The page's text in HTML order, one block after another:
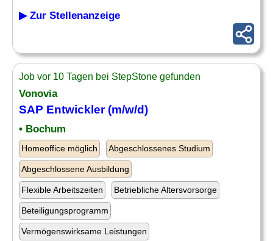
▶ Zur Stellenanzeige
Job vor 10 Tagen bei StepStone gefunden
Vonovia
SAP Entwickler (m/w/d)
• Bochum
Homeoffice möglich Abgeschlossenes Studium
Abgeschlossene Ausbildung
Flexible Arbeitszeiten Betriebliche Altersvorsorge
Beteiligungsprogramm
Vermögenswirksame Leistungen